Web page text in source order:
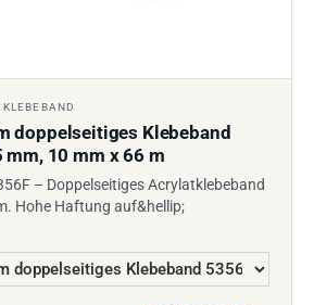
doppelseitiges Klebeband
mm, 10 mm x 66 m
– Doppelseitiges Acrylatklebeband
Hohe Haftung auf&hellip;